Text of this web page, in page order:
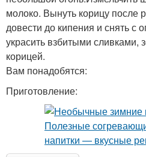
молоко. Вынуть корицу после
довести до кипения и снять с
украсить взбитыми сливками,
корицей.
Вам понадобятся:
Приготовление: